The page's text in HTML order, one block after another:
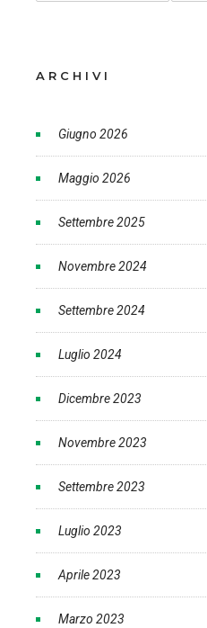
ARCHIVI
Giugno 2026
Maggio 2026
Settembre 2025
Novembre 2024
Settembre 2024
Luglio 2024
Dicembre 2023
Novembre 2023
Settembre 2023
Luglio 2023
Aprile 2023
Marzo 2023